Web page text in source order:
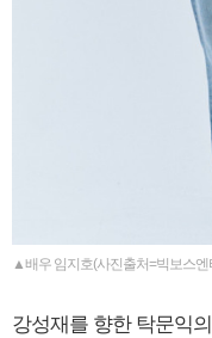
▲배우 임지호(사진출처=빅보스엔
강성재를 향한 탁문익